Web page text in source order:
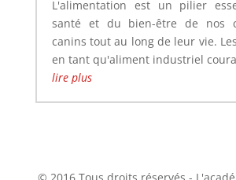
L'alimentation est un pilier
santé et du bien-être de nos
canins tout au long de leur vie.
en tant qu'aliment industriel
lire plus